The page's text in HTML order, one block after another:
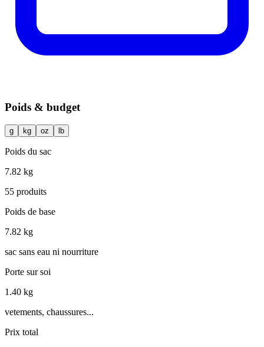
Poids & budget
g kg oz lb
Poids du sac
7.82 kg
55 produits
Poids de base
7.82 kg
sac sans eau ni nourriture
Porte sur soi
1.40 kg
vetements, chaussures...
Prix total